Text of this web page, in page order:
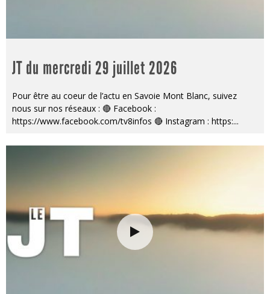
JT du mercredi 29 juillet 2026
Pour être au coeur de l’actu en Savoie Mont Blanc, suivez
nous sur nos réseaux : 🔴 Facebook :
https://www.facebook.com/tv8infos 🔴 Instagram : https:...